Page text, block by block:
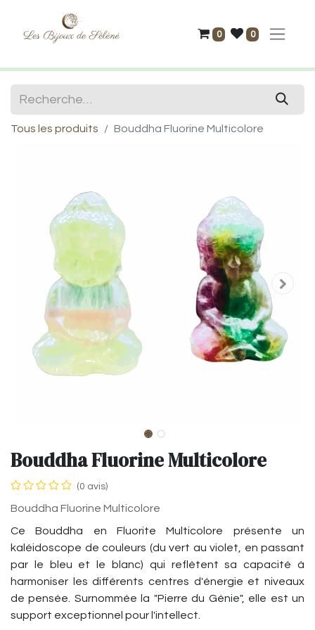
0 0
Tous les produits Bouddha Fluorine Multicolore
Bouddha Fluorine Multicolore
(0 avis)
Bouddha Fluorine Multicolore
Ce Bouddha en Fluorite Multicolore présente un
kaléidoscope de couleurs (du vert au violet, en passant
par le bleu et le blanc) qui reflètent sa capacité à
harmoniser les différents centres d'énergie et niveaux
de pensée. Surnommée la "Pierre du Génie", elle est un
support exceptionnel pour l'intellect.